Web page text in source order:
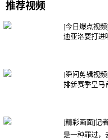
推荐视频
[今日爆点视频]
迪亚洛要打进
[瞬间剪辑视
排新赛季皇马
[精彩画面]记
是一种罪过